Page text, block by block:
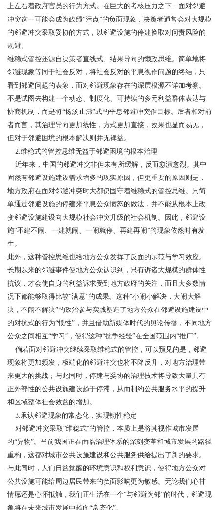
上左右着政府官员的行为方式。在巨大的考核压力之下，面对邻避
冲突这一可能会成为政绩“污点”的负面现象，决策者通常会对大规模
的邻避冲突采取妥协的方式，以邻避设施的停建换取对问责风险的
规避。
维稳式管控还源自决策者直线式、结果导向的懒政思维。简单地将
邻避现象等同于社会反对，将社会反对的平息视作问题的终结，只
看到邻避问题的表象，而对邻避现象存在的深层根源不详加考察。
不是试图去构建一个动态、制度化、可持续的多元利益群体表达与
协商机制，而是将“扬汤止沸”式的平息邻避冲突作目标。后者相对前
者而言，其治理导向更加线性，方式更加直接，效果也显而易见，
但对于邻避困境的根本解决则并无裨益。
2.维稳式的管控思维无益于邻避困境的根本治理
近年来，中国的邻避冲突非但未有所缓解，反而愈演愈烈。其中
固然有邻避设施建设需求增多的现实原因，但更重要的原因则是，
地方政府在面对邻避冲突时大都仍固守着维稳式的管控思维。只简
单通过邻避设施的停建来平息公众愤怒的做法，并不能从根本上改
变邻避设施建设向大规模社会冲突升级的社会机制。因此，邻避设
施“不建不闹、一建就闹、一闹就停、再建再闹”的现象依然时有发
生。
此外，这种管控思维也给地方公众发挥了反面的示范与学习效应。
长期以来的邻避事件使地方公众认识到，只有诉诸大规模的群体性
抗议，才会使自身的利益诉求受到地方政府的关注，而且大多数情
况下都能够取得比较“满意”的成果。这种“小闹小解决，大闹大解
决，不闹不解决”的政治参与实践塑造了地方公众在邻避设施建设中
的对抗式的行为“惯性”，并且借助新媒体时代的舆论传播，不同地方
公众之间相互“学习”，使得这种“抗争经验”在全国范围内“推广”。
倘若面对邻避冲突继续采取维稳式的管控，可以预见的是，邻避
现象将更加频发，极端化的邻避冲突也将不降反升，对地方治理带
来更大的挑战；与此同时，停建与妥协的治理技术将导致大量具有
正外部性的公共设施建设趋于停滞，从而制约公共服务水平的提升
和区域整体社会效益的增加。
3.承认邻避现象的常态化，实现韧性稳定
对邻避冲突采取“维稳式”的管控，本质上是将其视作城市发展
的“异物”。当前我国正在面临治理体系的深刻变革和城市发展的路径
重构，这都对城市公共设施建设和公共服务供给提出了新的要求。
与此同时，人们日益觉醒的环境意识和权利意识，使得地方公众对
公共设施可能给周边居民带来的负面影响更为敏感。无论我们心甘
情愿还是心怀抵触，我们正生活在一个“与邻避为邻”的时代，邻避现
象将在未来城市发展中趋向“常态化”。